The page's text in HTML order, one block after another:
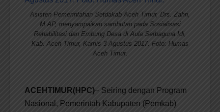
Asisten Pemerintahan Setdakab Aceh Timur, Drs. Zahri,
M.AP, menyampaikan sambutan pada Sosialisasi
Rehabilitasi dan Embung Desa di Aula Serbaguna Idi,
Kab. Aceh Timur, Kamis 3 Agustus 2017. Foto: Humas
Aceh Timur.
ACEHTIMUR(HPC)– Seiring dengan Program
Nasional, Pemerintah Kabupaten (Pemkab)